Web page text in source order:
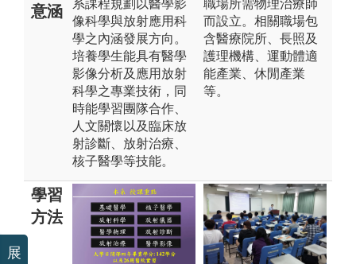
意涵
系課程規劃以醫學影
像科學與放射應用科
學之內涵發展方向。
培養學生能具有醫學
影像分析及應用放射
科學之專業技術，同
時能學習團隊合作、
人文關懷以及臨床放
射診斷、放射治療、
核子醫學等技能。
職場所需物理治療師
而設立。相關職場包
含醫療院所、長照及
護理機構、運動體適
能產業、休閒產業
等。
學習
方法
展